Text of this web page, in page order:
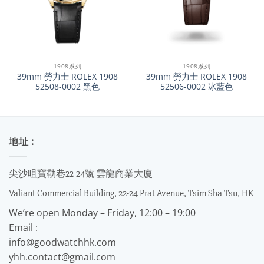
1908系列
39mm 勞力士 ROLEX 1908
52508-0002 黑色
1908系列
39mm 勞力士 ROLEX 1908
52506-0002 冰藍色
地址 :
尖沙咀寶勒巷22-24號 雲龍商業大廈
Valiant Commercial Building, 22-24 Prat Avenue, Tsim Sha Tsu, HK
We’re open Monday – Friday, 12:00 – 19:00
Email :
info@goodwatchhk.com
yhh.contact@gmail.com